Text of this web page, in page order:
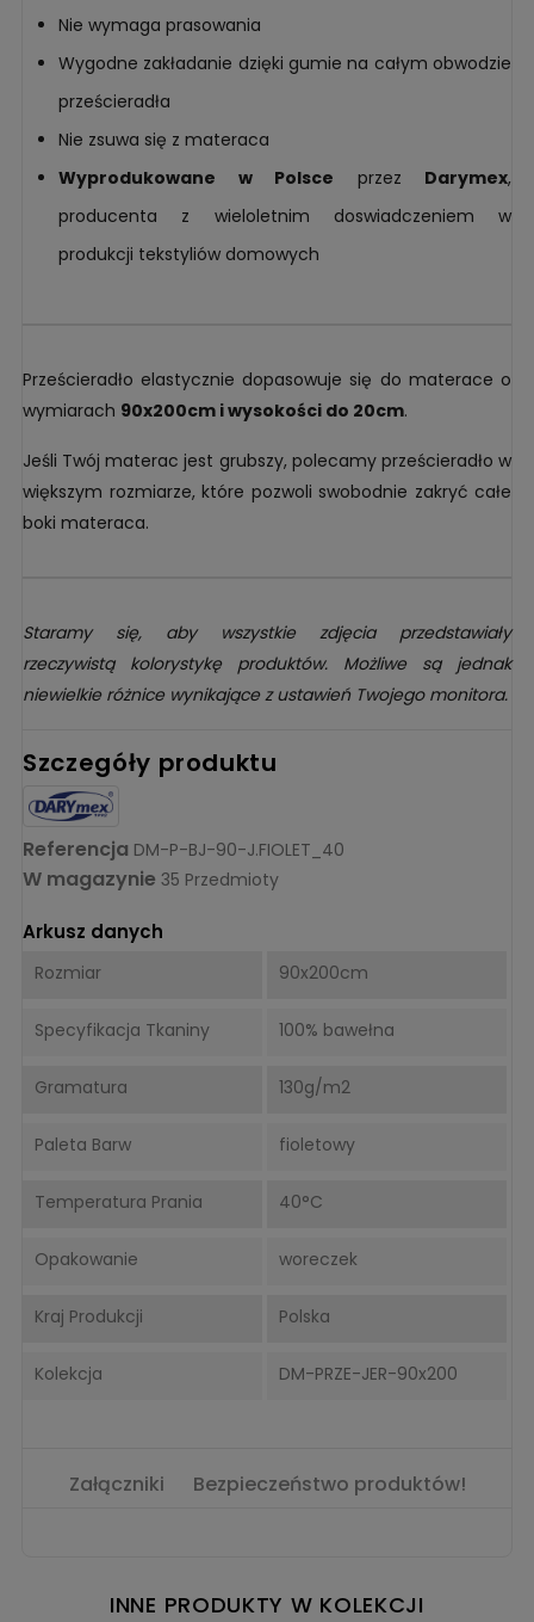
Nie wymaga prasowania
Wygodne zakładanie dzięki gumie na całym obwodzie
prześcieradła
Nie zsuwa się z materaca
Wyprodukowane w Polsce przez Darymex,
producenta z wieloletnim doswiadczeniem w
produkcji tekstyliów domowych
Prześcieradło elastycznie dopasowuje się do materace o
wymiarach 90x200cm i wysokości do 20cm.
Jeśli Twój materac jest grubszy, polecamy prześcieradło w
większym rozmiarze, które pozwoli swobodnie zakryć całe
boki materaca.
Staramy się, aby wszystkie zdjęcia przedstawiały
rzeczywistą kolorystykę produktów. Możliwe są jednak
niewielkie różnice wynikające z ustawień Twojego monitora.
Szczegóły produktu
Referencja DM-P-BJ-90-J.FIOLET_40
W magazynie 35 Przedmioty
Arkusz danych
Rozmiar 90x200cm
Specyfikacja Tkaniny 100% bawełna
Gramatura 130g/m2
Paleta Barw fioletowy
Temperatura Prania 40°C
Opakowanie woreczek
Kraj Produkcji Polska
Kolekcja DM-PRZE-JER-90x200
Załączniki Bezpieczeństwo produktów!
INNE PRODUKTY W KOLEKCJI